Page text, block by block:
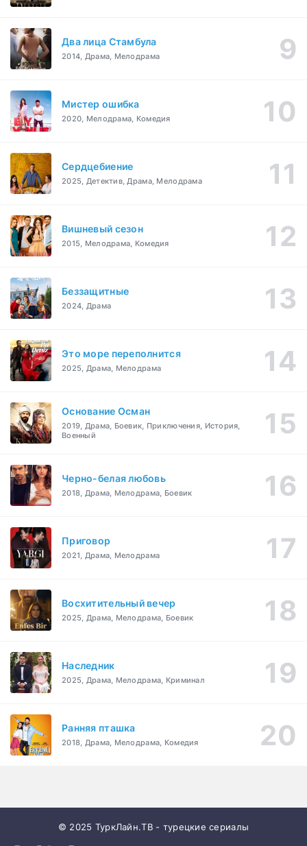
Два лица Стамбула
2014, Драма, Мелодрама
Мистер ошибка
2020, Мелодрама, Комедия
Сердцебиение
2025, Детектив, Драма, Мелодрама
Вишневый сезон
2015, Мелодрама, Комедия
Беззащитные
2024, Драма
Это море переполнится
2025, Драма, Мелодрама
Основание Осман
2019, Драма, Боевик, Приключения, История,
Военный
Черно-белая любовь
2018, Драма, Мелодрама, Боевик
Приговор
2021, Драма, Мелодрама
Восхитительный вечер
2025, Драма, Мелодрама, Боевик
Наследник
2025, Драма, Мелодрама, Криминал
Ранняя пташка
2018, Драма, Мелодрама, Комедия
© 2025 ТуркЛайн.ТВ - турецкие сериалы